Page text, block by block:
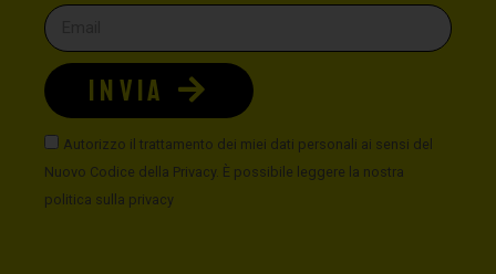
Autorizzo il trattamento dei miei dati personali ai sensi del
Nuovo Codice della Privacy. È possibile leggere la nostra
politica sulla privacy
INVIA